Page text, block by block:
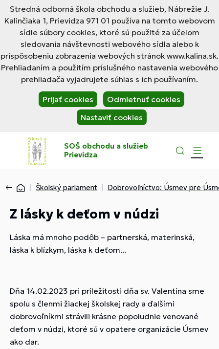
Stredná odborná škola obchodu a služieb, Nábrežie J.
Kalinčiaka 1, Prievidza 971 01 používa na tomto webovom
sídle súbory cookies, ktoré sú použité za účelom
sledovania návštevnosti webového sídla alebo k
prispôsobeniu zobrazenia webových stránok www.kalina.sk.
Prehliadaním a použitím príslušného nastavenia webového
prehliadača vyjadrujete súhlas s ich používaním.
Prijať cookies
Odmietnuť cookies
Nastaviť cookies
SOŠ obchodu a služieb
Prievidza
Školský parlament Dobrovoľníctvo: Úsmev pre
Z lásky k deťom v núdzi
Láska má mnoho podôb – partnerská, materinská,
láska k blízkym, láska k deťom...
Dňa 14.02.2023 pri príležitosti dňa sv. Valentína sme
spolu s členmi žiackej školskej rady a ďalšími
dobrovoľníkmi strávili krásne popoludnie venované
deťom v núdzi, ktoré sú v opatere organizácie Úsmev
ako dar.